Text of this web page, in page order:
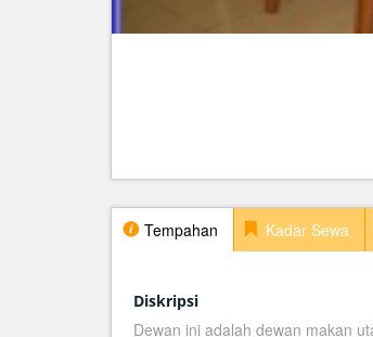
Tempahan Kadar Sewa
Diskripsi
Dewan ini adalah dewan makan